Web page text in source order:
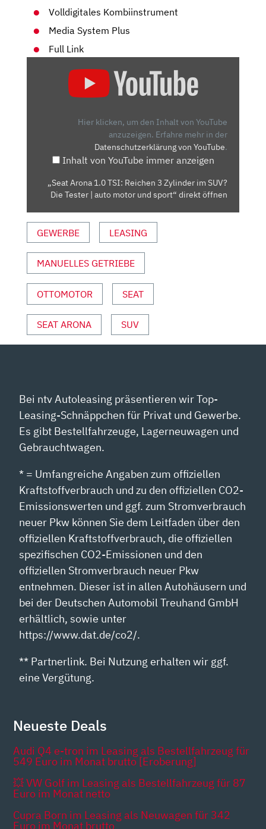
Volldigitales Kombiinstrument
Media System Plus
Full Link
|
AUTO
UND
SPORT“
VON
YOUTUBE
ANZEIGEN
Hier klicken, um den Inhalt von YouTube
anzuzeigen. Erfahre mehr in der
Datenschutzerklärung von YouTube.
Inhalt von YouTube immer anzeigen
„Seat Arona 1.0 TSI: Reichen 3 Zylinder im SUV?
Die Tester | auto motor und sport“ direkt öffnen
GEWERBE LEASING
MANUELLES GETRIEBE
OTTOMOTOR SEAT
SEAT ARONA SUV
Bei ntv Autoleasing präsentieren wir Top-
Leasing-Schnäppchen für Privat und Gewerbe.
Es gibt Bestellfahrzeuge, Lagerneuwagen und
Gebrauchtwagen.
* = Umfangreiche Angaben zum offiziellen
Kraftstoffverbrauch und zu den offiziellen CO2-
Emissionswerten und ggf. zum Stromverbrauch
neuer Pkw können Sie dem Leitfaden über den
offiziellen Kraftstoffverbrauch, die offiziellen
spezifischen CO2-Emissionen und den
offiziellen Stromverbrauch neuer Pkw
entnehmen. Dieser ist in allen Autohäusern und
bei der Deutschen Automobil Treuhand GmbH
erhältlich, sowie unter
https://www.dat.de/co2/.
** Partnerlink. Bei Nutzung erhalten wir ggf.
eine Vergütung.
Neueste Deals
Audi Q4 e-tron im Leasing als Bestellfahrzeug für
549 Euro im Monat brutto [Eroberung]
💥 VW Golf im Leasing als Bestellfahrzeug für 87
Euro im Monat netto
Cupra Born im Leasing als Neuwagen für 342
Euro im Monat brutto